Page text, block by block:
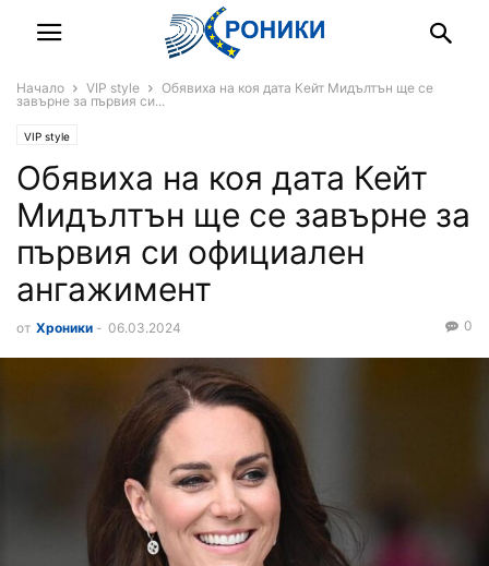
Начало VIP style
Обявиха на коя дата Кейт Мидълтън ще се
завърне за първия си...
VIP style
Обявиха на коя дата Кейт
Мидълтън ще се завърне за
първия си официален
ангажимент
от Хроники - 06.03.2024 0